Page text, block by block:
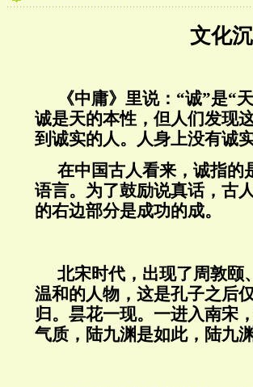
文化沉
《中庸》里说：“诚”是“
诚是天的本性，但人们发现
到诚实的人。人身上没有诚
在中国古人看来，诚指的
语言。为了鼓励说真话，古
的右边部分是成功的成。
北宋时代，出现了周敦颐
温和的人物，这是孔子之后
归。昙花一现。一进入南宋
气质，陆九渊是如此，陆九